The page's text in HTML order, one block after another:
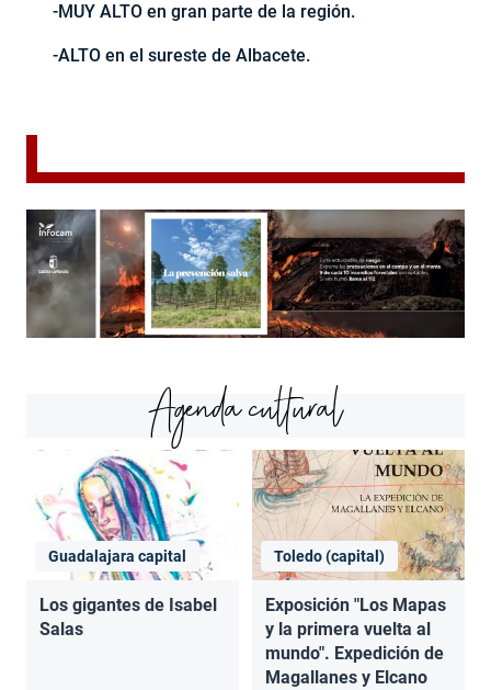
-MUY ALTO en gran parte de la región.
-ALTO en el sureste de Albacete.
Agenda cultural
Guadalajara capital
Los gigantes de Isabel
Salas
Toledo (capital)
Exposición "Los Mapas
y la primera vuelta al
mundo". Expedición de
Magallanes y Elcano